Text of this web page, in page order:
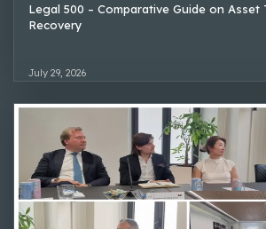
Legal 500 – Comparative Guide on Asset
Recovery
July 29, 2026